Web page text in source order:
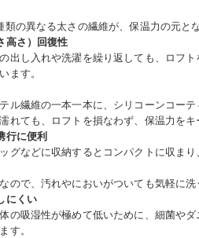
の異なる太さの繊維が、保温力の元と
高さ）回復性
出し入れや洗濯を繰り返しても、ロフ
ます。
ル繊維の一本一本に、シリコーンコー
れても、ロフトを損なわず、保温力をキ
行に便利
グなどに収納するとコンパクトに収まり
ので、汚れやにおいがついても気軽に洗
にくい
の吸湿性が極めて低いために、細菌や
す。